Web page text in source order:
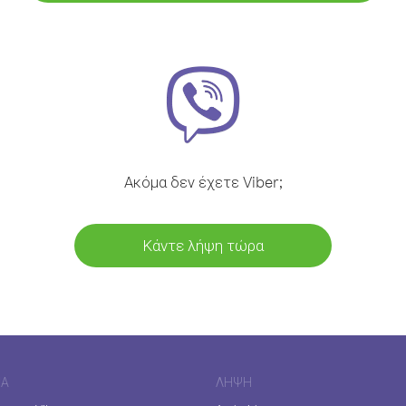
Ακόμα δεν έχετε Viber;
Κάντε λήψη τώρα
ΛΉΨΗ